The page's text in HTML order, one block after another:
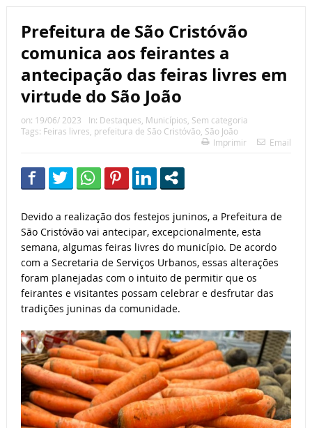
Prefeitura de São Cristóvão
comunica aos feirantes a
antecipação das feiras livres em
virtude do São João
on: 19/06/ 2023 In: Destaques, Municípios, Sem categoria
Tags: Feiras livres, prefeitura de São Cristóvão, São João
Imprimir
Email
Devido a realização dos festejos juninos, a Prefeitura de
São Cristóvão vai antecipar, excepcionalmente, esta
semana, algumas feiras livres do município. De acordo
com a Secretaria de Serviços Urbanos, essas alterações
foram planejadas com o intuito de permitir que os
feirantes e visitantes possam celebrar e desfrutar das
tradições juninas da comunidade.